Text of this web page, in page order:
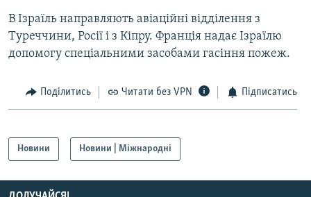
РУС
УКР
В Ізраїль направляють авіаційні відділення з
Туреччини, Росії і з Кіпру. Франція надає Ізраїлю
допомогу спеціальними засобами гасіння пожеж.
Поділитись Читати без VPN Підписатись
Новини Новини | Міжнародні